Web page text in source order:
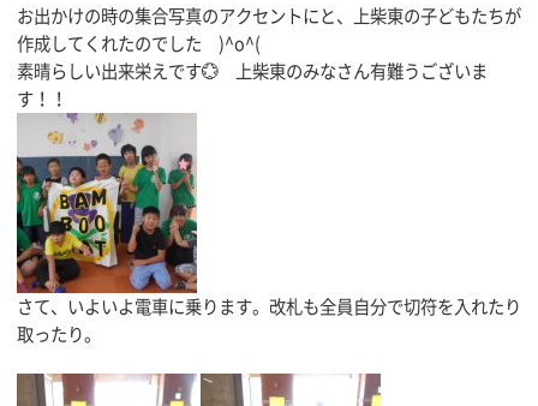
お出かけの時の集合写真のアクセントにと、上柴東の子どもたちが
作成してくれたのでした )^o^(
素晴らしい出来栄えです💮 上柴東のみなさん有難うございま
す！！
さて、いよいよ電車に乗ります。改札も全員自分で切符を入れたり
取ったり。